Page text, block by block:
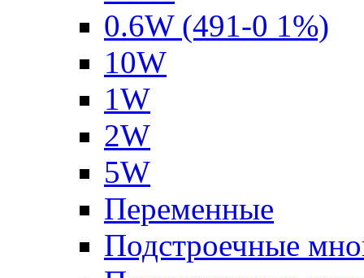
0.6W (491-0 1%)
10W
1W
2W
5W
Переменные
Подстроечные